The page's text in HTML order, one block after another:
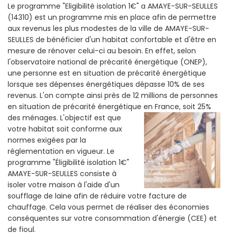
Le programme "Eligibilité isolation 1€" a AMAYE-SUR-SEULLES
(14310) est un programme mis en place afin de permettre
aux revenus les plus modestes de la ville de AMAYE-SUR-
SEULLES de bénéficier d'un habitat confortable et d'être en
mesure de rénover celui-ci au besoin. En effet, selon
l'observatoire national de précarité énergétique (ONEP),
une personne est en situation de précarité énergétique
lorsque ses dépenses énergétiques dépasse 10% de ses
revenus. L'on compte ainsi près de 12 millions de personnes
en situation de précarité énergétique en France, soit 25%
des ménages. L'objectif est que
votre habitat soit conforme aux
normes exigées par la
réglementation en vigueur. Le
programme "Éligibilité isolation 1€"
AMAYE-SUR-SEULLES consiste à
isoler votre maison à l'aide d'un
soufflage de laine afin de réduire votre facture de
chauffage. Cela vous permet de réaliser des économies
conséquentes sur votre consommation d'énergie (CEE) et
de fioul.